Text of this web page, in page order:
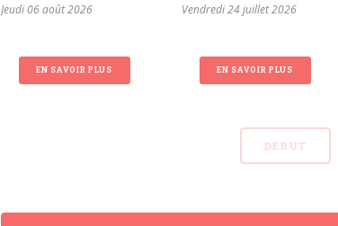
Jeudi 06 août 2026
EN SAVOIR PLUS
Vendredi 24 juillet 2026
EN SAVOIR PLUS
DÉBUT